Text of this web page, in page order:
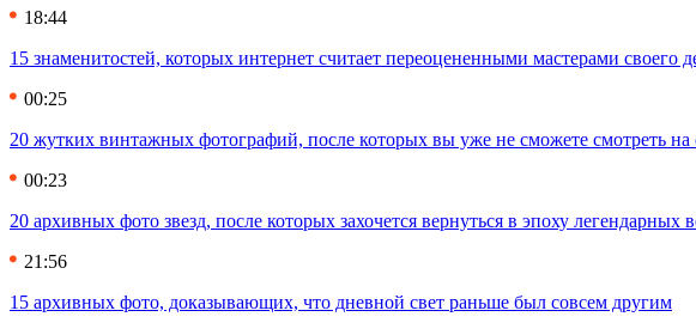
18:44
15 знаменитостей, которых интернет считает переоцененными мастерами своего
00:25
20 жутких винтажных фотографий, после которых вы уже не сможете смотреть
00:23
20 архивных фото звезд, после которых захочется вернуться в эпоху легендарных
21:56
15 архивных фото, доказывающих, что дневной свет раньше был совсем другим